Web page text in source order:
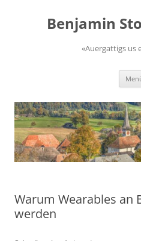
springenBenjamin
«Auergattigs us
Warum Wearables an
werden